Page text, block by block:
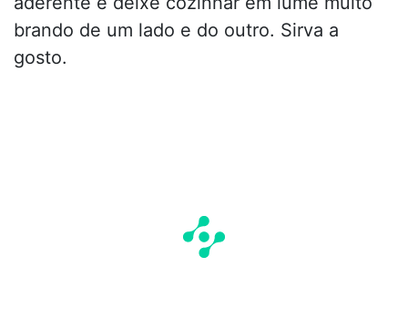
brando de um lado e do outro. Sirva a
gosto.